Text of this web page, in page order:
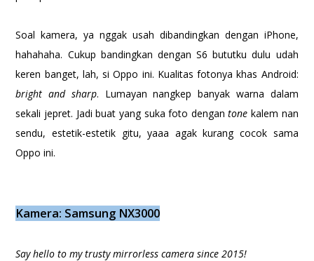
Soal kamera, ya nggak usah dibandingkan dengan iPhone,
hahahaha. Cukup bandingkan dengan S6 bututku dulu udah
keren banget, lah, si Oppo ini. Kualitas fotonya khas Android:
bright and sharp. Lumayan nangkep banyak warna dalam
sekali jepret. Jadi buat yang suka foto dengantone kalem nan
sendu, estetik-estetik gitu, yaaa agak kurang cocok sama
Oppo ini.
Kamera: Samsung NX3000
Say hello to my trusty mirrorless camera since 2015!